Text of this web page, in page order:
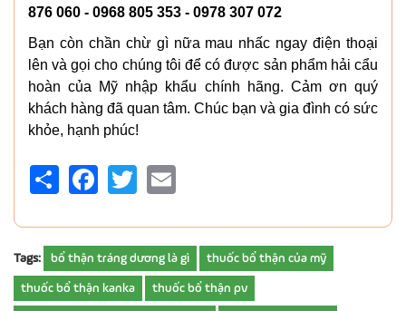
876 060 - 0968 805 353 - 0978 307 072
Bạn còn chần chừ gì nữa mau nhấc ngay điện thoại
lên và gọi cho chúng tôi để có được sản phẩm hải cẩu
hoàn của Mỹ nhập khẩu chính hãng. Cảm ơn quý
khách hàng đã quan tâm. Chúc bạn và gia đình có sức
khỏe, hạnh phúc!
Share FacebookTwitter
Tags: bổ thận tráng dương là gì thuốc bổ thận của mỹ
thuốc bổ thận kanka thuốc bổ thận pv